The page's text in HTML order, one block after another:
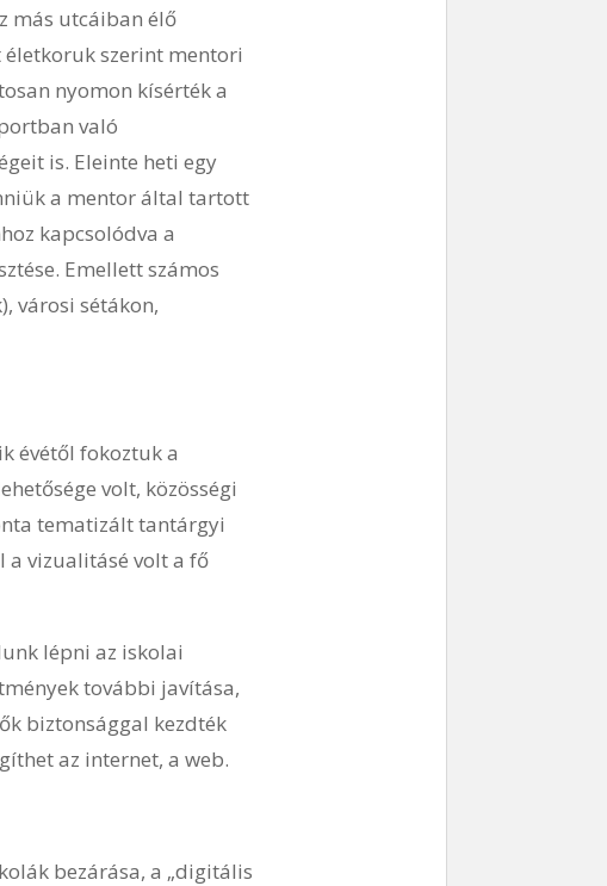
más utcáiban élő
életkoruk szerint mentori
nyomon kísérték a
való
is. Eleinte heti egy
a mentor által tartott
kapcsolódva a
Emellett számos
városi sétákon,
évétől fokoztuk a
volt, közösségi
tematizált tantárgyi
a vizualitásé volt a fő
lépni az iskolai
további javítása,
biztonsággal kezdték
az internet, a web.
bezárása, a „digitális